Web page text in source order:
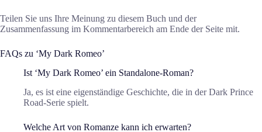
Teilen Sie uns Ihre Meinung zu diesem Buch und der
Zusammenfassung im Kommentarbereich am Ende der Seite mit.
FAQs zu ‘My Dark Romeo’
Ist ‘My Dark Romeo’ ein Standalone-Roman?
Ja, es ist eine eigenständige Geschichte, die in der Dark Prince
Road-Serie spielt.
Welche Art von Romanze kann ich erwarten?